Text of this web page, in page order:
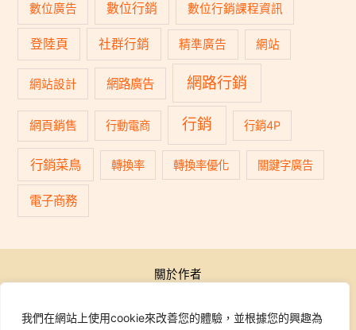
我們在網站上使用cookie來改善您的體驗，並根據您的興趣為
數位廣告 數位行銷 數位行銷課程資訊
登陸頁 社群行銷 精準廣告 網站
網站設計 網路廣告 網路行銷
網頁銷售 行動電商 行銷 行銷4P
行銷菜鳥 轉換率 轉換率優化 關鍵字廣告
電子商務
關於作者
行銷學院